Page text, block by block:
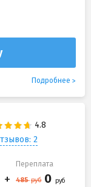
Подробнее
2
Переплата